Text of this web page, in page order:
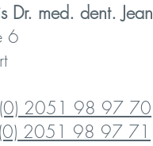
Dr. med. dent.
6
2051 98 97 70
2051 98 97 71